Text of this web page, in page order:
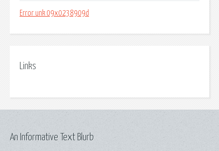
Error unk 09x0238909d
Links
An Informative Text Blurb